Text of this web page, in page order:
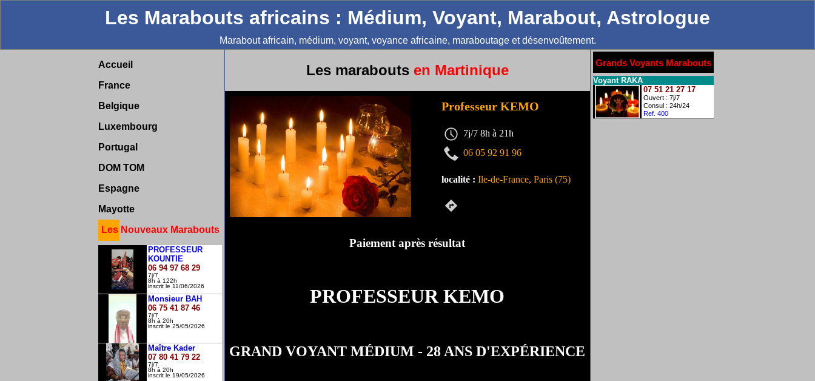
Les Marabouts africains : Médium, Voyant, Marabout, Astrologue
Marabout africain, médium, voyant, voyance africaine, maraboutage et désenvoûtement.
Accueil
France
Belgique
Luxembourg
Portugal
DOM TOM
Espagne
Mayotte
Les Nouveaux Marabouts
PROFESSEUR
KOUNTIE
06 94 97 68 29
7j/7
8h à 122h
inscrit le 11/06/2026
Monsieur BAH
06 75 41 87 46
7j/7
8h à 20h
inscrit le 25/05/2026
Maître Kader
07 80 41 79 22
7j/7
8h à 20h
inscrit le 19/05/2026
Les marabouts en Martinique
Professeur KEMO
7j/7 8h à 21h
06 05 92 91 96
localité : Ile-de-France, Paris (75)
Paiement après résultat
PROFESSEUR KEMO
GRAND VOYANT MÉDIUM - 28 ANS D'EXPÉRIENCE
Grands Voyants Marabouts
Voyant RAKA
07 51 21 27 17
Ouvert : 7j/7
Consul : 24h/24
Ref. 400